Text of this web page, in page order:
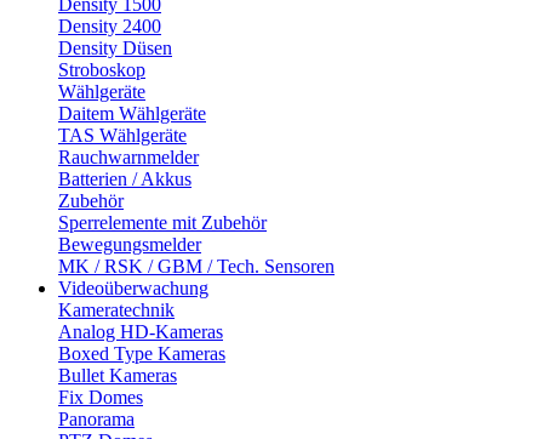
Density 2400
Density Düsen
Stroboskop
Wählgeräte
Daitem Wählgeräte
TAS Wählgeräte
Rauchwarnmelder
Batterien / Akkus
Zubehör
Sperrelemente mit Zubehör
Bewegungsmelder
MK / RSK / GBM / Tech. Sensoren
Videoüberwachung
Kameratechnik
Analog HD-Kameras
Boxed Type Kameras
Bullet Kameras
Fix Domes
Panorama